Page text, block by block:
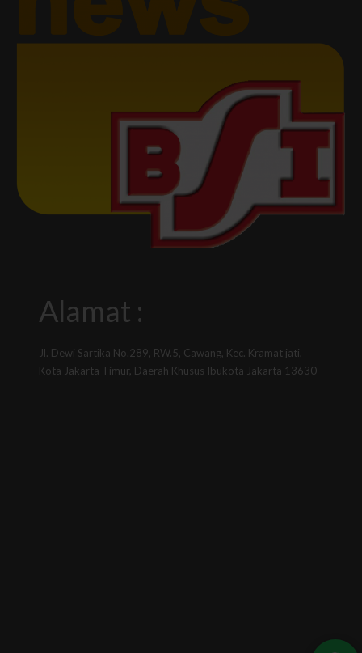
Alamat :
Jl. Dewi Sartika No.289, RW.5, Cawang, Kec. Kramat jati,
Kota Jakarta Timur, Daerah Khusus Ibukota Jakarta 13630